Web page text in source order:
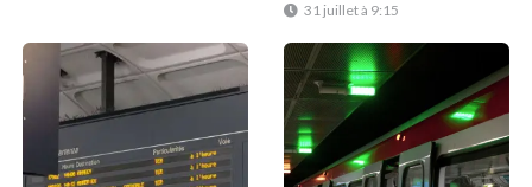
31 juillet à 9:15